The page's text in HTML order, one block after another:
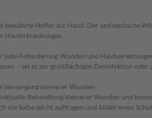
bewährte Helfer zur Hand. Der antiseptische
Hauterkrankungen.
jede Anforderung Wunden und
– sei es zur großflächigen Desinfektion
Versorgung kleinerer Wunden
Behandlung kleinerer Wunden und
die Salbe leicht auftragen und bildet einen